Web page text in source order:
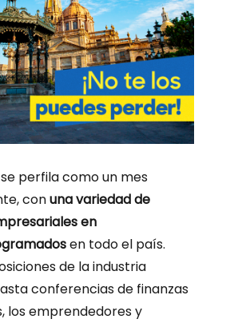
perfila como un mes
conuna variedad de
en
en todo el país.
de la industria
conferencias de finanzas
los emprendedores y